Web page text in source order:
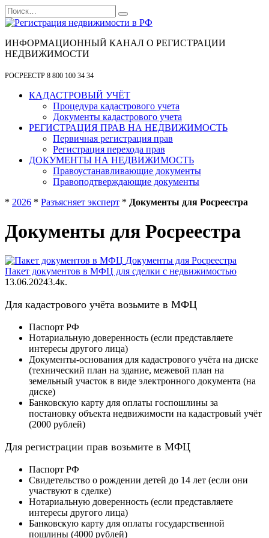
Перейти
к
содержанию
Search
for:
ИНФОРМАЦИОННЫЙ КАНАЛ О РЕГИСТРАЦИИ
НЕДВИЖИМОСТИ
РОСРЕЕСТР 8 800 100 34 34
КАДАСТРОВЫЙ УЧЁТ
Процедура кадастрового учета
Документы кадастрового учета
РЕГИСТРАЦИЯ ПРАВ НА НЕДВИЖИМОСТЬ
Первичная регистрация прав
Регистрация перехода прав
ДОКУМЕНТЫ НА НЕДВИЖИМОСТЬ
Правоустанавливающие документы
Правоподтверждающие документы
* 2026 * Разъясняет эксперт * Документы для Росреестра
Документы для Росреестра
Документы для Росреестра
Пакет документов в МФЦ для сделки с недвижимостью
13.06.20243.4к.
Для кадастрового учёта возьмите в МФЦ
Паспорт РФ
Нотариальную доверенность (если представляете
интересы другого лица)
Документы-основания для кадастрового учёта на диске
(технический план на здание, межевой план на
земельный участок в виде электронного документа (на
диске)
Банковскую карту для оплаты госпошлины за
постановку объекта недвижимости на кадастровый учёт
(2000 рублей)
Для регистрации прав возьмите в МФЦ
Паспорт РФ
Свидетельство о рождении детей до 14 лет (если они
участвуют в сделке)
Нотариальную доверенность (если представляете
интересы другого лица)
Банковскую карту для оплаты государственной
пошлины (4000 рублей)